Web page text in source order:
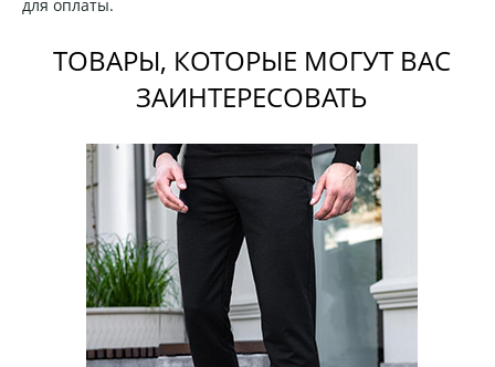
для оплаты.
ТОВАРЫ, КОТОРЫЕ МОГУТ ВАС
ЗАИНТЕРЕСОВАТЬ